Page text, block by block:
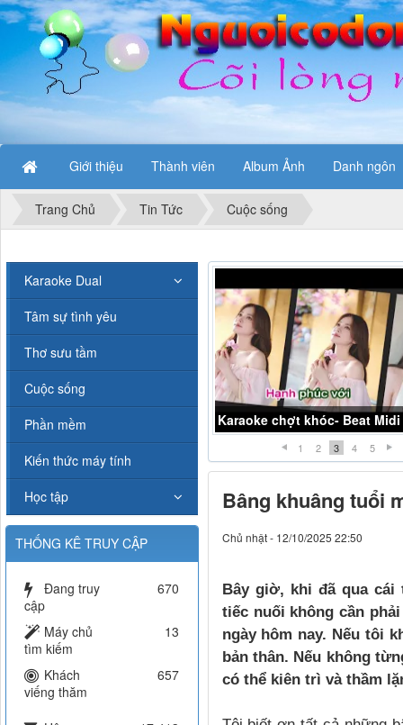
Giới thiệu Thành viên Album Ảnh Danh ngôn
Trang Chủ Tin Tức Cuộc sống
Karaoke Liều thuốc đắng -
1 2 3 4 5
Bâng khuâng tuổi
Chủ nhật - 12/10/2025 22:50
Bây giờ, khi đã qua
tiếc nuối không cần
ngày hôm nay. Nếu tôi
bản thân. Nếu không
có thể kiên trì và thầm
Karaoke Dual
Tâm sự tình yêu
Thơ sưu tầm
Cuộc sống
Phần mềm
Kiến thức máy tính
Học tập
THỐNG KÊ TRUY CẬP
Đang truy
cập
670
Máy chủ
tìm kiếm
13
Khách
viếng thăm
657